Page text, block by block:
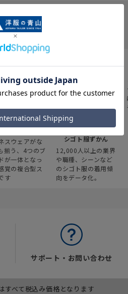
ツスクエア
スウェアがな
揃う、4つのブ
が一体となっ
覚の複合型ス
す
みんなの
シゴト服ずかん
12,000人以上の業界
や職種、シーンなど
のシゴト服の着用傾
向をデータ化。
サポート・お問い合わせ
すべて税込み価格となります